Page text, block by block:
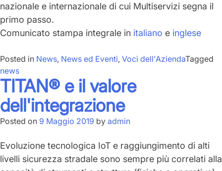
nazionale e internazionale di cui Multiservizi segna il
primo passo.
Comunicato stampa integrale in italiano e inglese
Posted in News, News ed Eventi, Voci dell'AziendaTagged
news
TITAN® e il valore
dell'integrazione
Posted on 9 Maggio 2019 by admin
Evoluzione tecnologica IoT e raggiungimento di alti
livelli sicurezza stradale sono sempre più correlati alla